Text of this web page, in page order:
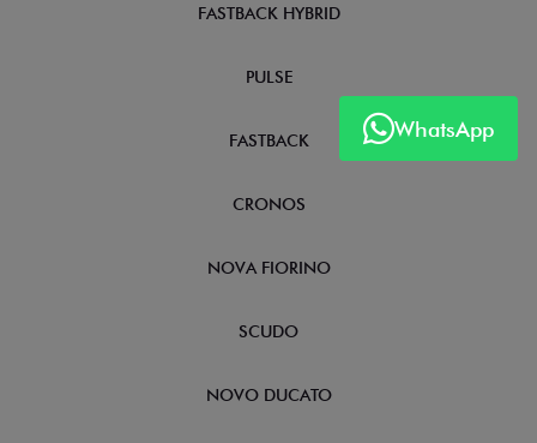
WhatsApp
FASTBACK HYBRID
PULSE
FASTBACK
CRONOS
NOVA FIORINO
SCUDO
NOVO DUCATO